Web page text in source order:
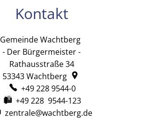
Kontakt
Gemeinde Wachtberg
- Der Bürgermeister -
Rathausstraße 34
53343Wachtberg
+49 228 9544-0
+49 228 9544-123
zentrale@wachtberg.de